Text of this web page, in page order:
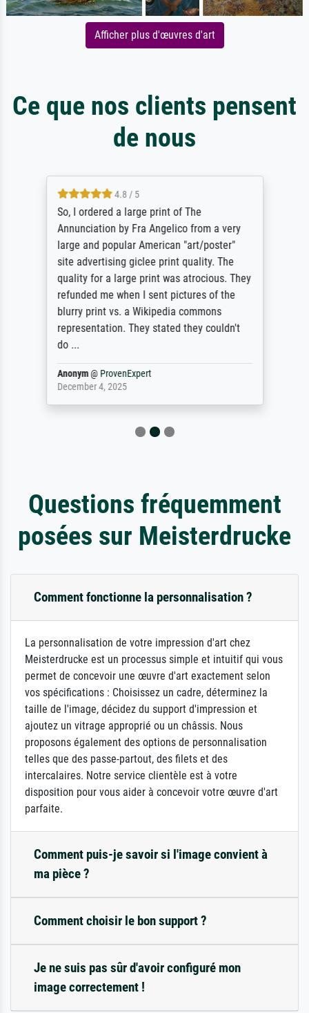
Afficher plus d'œuvres d'art
Ce que nos clients pensent
de nous
4.8 / 5
So, I ordered a large print of The
Annunciation by Fra Angelico from a very
large and popular American "art/poster"
site advertising giclee print quality. The
quality for a large print was atrocious. They
refunded me when I sent pictures of the
blurry print vs. a Wikipedia commons
representation. They stated they couldn't
do ...
Anonym@ ProvenExpert
December 4, 2025
Questions fréquemment
posées sur Meisterdrucke
Comment fonctionne la personnalisation ?
La personnalisation de votre impression d'art chez
Meisterdrucke est un processus simple et intuitif qui vous
permet de concevoir une œuvre d'art exactement selon
vos spécifications : Choisissez un cadre, déterminez la
taille de l'image, décidez du support d'impression et
ajoutez un vitrage approprié ou un châssis. Nous
proposons également des options de personnalisation
telles que des passe-partout, des filets et des
intercalaires. Notre service clientèle est à votre
disposition pour vous aider à concevoir votre œuvre d'art
parfaite.
Comment puis-je savoir si l'image convient à
ma pièce ?
Comment choisir le bon support ?
Je ne suis pas sûr d'avoir configuré mon
image correctement !